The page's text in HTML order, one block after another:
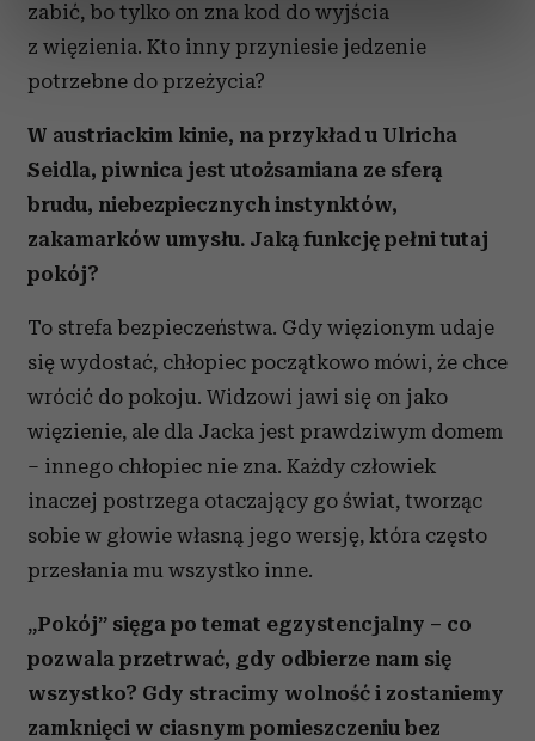
dane są przetwarzane oraz ustaw własne preferencje w
sekcji szczegółów. W Deklaracji plików cookie możesz
zmienić lub wycofać swoją zgodę w dowolnej chwili.
Wykorzystujemy pliki cookie do spersonalizowania treści
i reklam, aby oferować funkcje społecznościowe i
analizować ruch w naszej witrynie. Informacje o tym, jak
korzystasz z naszej witryny, udostępniamy partnerom
społecznościowym, reklamowym i analitycznym.
Partnerzy mogą połączyć te informacje z innymi danymi
korzystania z ich usług.
zabić, bo tylko on zna kod do wyjścia
z więzienia. Kto inny przyniesie jedzenie
potrzebne do przeżycia?
W austriackim kinie, na przykład u Ulricha
Seidla, piwnica jest utożsamiana ze sferą
brudu, niebezpiecznych instynktów,
zakamarków umysłu. Jaką funkcję pełni tutaj
pokój?
To strefa bezpieczeństwa. Gdy więzionym udaje
się wydostać, chłopiec początkowo mówi, że chce
wrócić do pokoju. Widzowi jawi się on jako
więzienie, ale dla Jacka jest prawdziwym domem
– innego chłopiec nie zna. Każdy człowiek
inaczej postrzega otaczający go świat, tworząc
sobie w głowie własną jego wersję, która często
przesłania mu wszystko inne.
„Pokój” sięga po temat egzystencjalny – co
pozwala przetrwać, gdy odbierze nam się
wszystko? Gdy stracimy wolność i zostaniemy
zamknięci w ciasnym pomieszczeniu bez